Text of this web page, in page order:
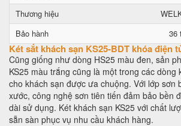
Thương hiệu
Bảo hành
36
Két sắt khách sạn KS25-BDT khóa điện
Cũng giống như dòng HS25 màu đen, sản
KS25 màu trắng cũng là một trong các dòng
cho khách sạn được ưa chuộng. Với lớp sơn
xước, công nghệ sơn tiên tiến đảm bảo bền
dài sử dụng. Két khách sạn KS25 với chất
sẵn sàn phục vụ nhu cầu khách hàng.